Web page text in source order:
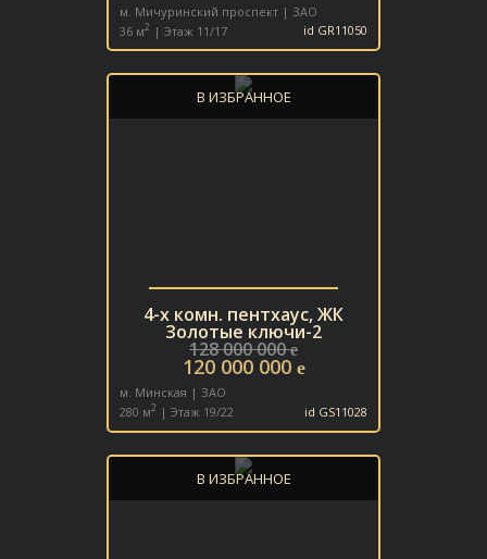
м. Мичуринский проспект | ЗАО
36 м2 | Этаж 11/17 id GR11050
4-х комн. пентхаус, ЖК
Золотые ключи-2
128 000 000e
120 000 000 e
м. Минская | ЗАО
280 м2 | Этаж 19/22 id GS11028
В ИЗБРАННОЕ
В ИЗБРАННОЕ